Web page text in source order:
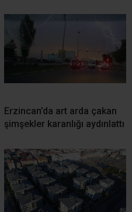
Erzincan’da art arda çakan
şimşekler karanlığı aydınlattı